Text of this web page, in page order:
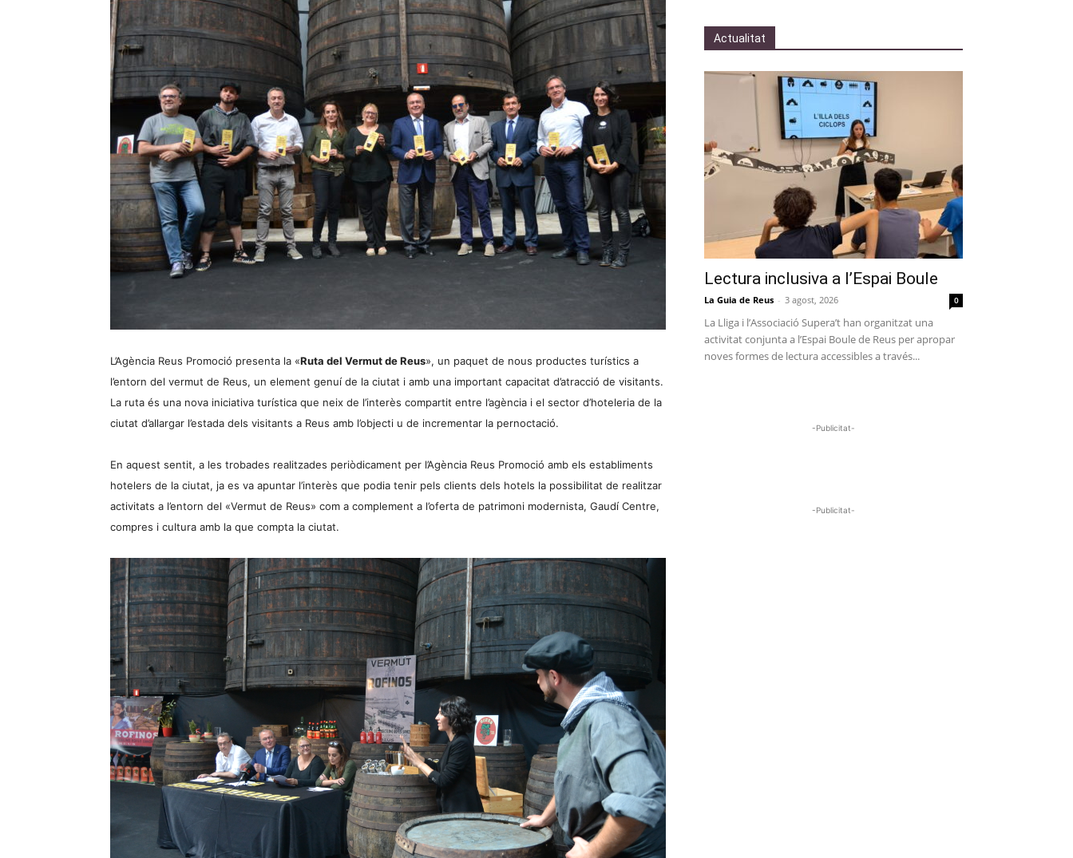
L’Agència Reus Promoció presenta la «Ruta del Vermut de Reus», un paquet de nous productes turístics a
l’entorn del vermut de Reus, un element genuí de la ciutat i amb una important capacitat d’atracció de visitants.
La ruta és una nova iniciativa turística que neix de l’interès compartit entre l’agència i el sector d’hoteleria de la
ciutat d’allargar l’estada dels visitants a Reus amb l’objecti u de incrementar la pernoctació.
En aquest sentit, a les trobades realitzades periòdicament per l’Agència Reus Promoció amb els establiments
hotelers de la ciutat, ja es va apuntar l’interès que podia tenir pels clients dels hotels la possibilitat de realitzar
activitats a l’entorn del «Vermut de Reus» com a complement a l’oferta de patrimoni modernista, Gaudí Centre,
compres i cultura amb la que compta la ciutat.
Actualitat
Lectura inclusiva a l’Espai Boule
La Guia de Reus - 3 agost, 2026 0
La Lliga i l’Associació Supera’t han organitzat una
activitat conjunta a l’Espai Boule de Reus per apropar
noves formes de lectura accessibles a través...
-Publicitat-
-Publicitat-